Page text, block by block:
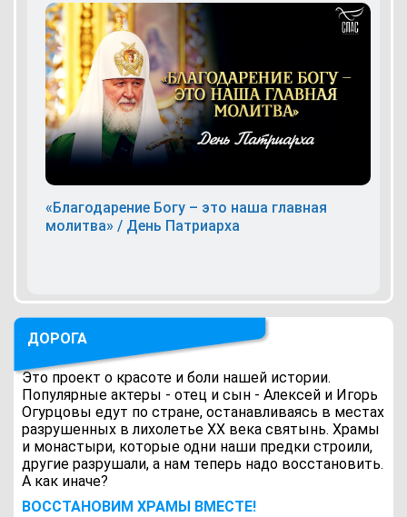
«Благодарение Богу – это наша главная
молитва» / День Патриарха
ДОРОГА
Это проект о красоте и боли нашей истории.
Популярные актеры - отец и сын - Алексей и Игорь
Огурцовы едут по стране, останавливаясь в местах
разрушенных в лихолетье ХХ века святынь. Храмы
и монастыри, которые одни наши предки строили,
другие разрушали, а нам теперь надо восстановить.
А как иначе?
ВОCСТАНОВИМ ХРАМЫ ВМЕСТЕ!